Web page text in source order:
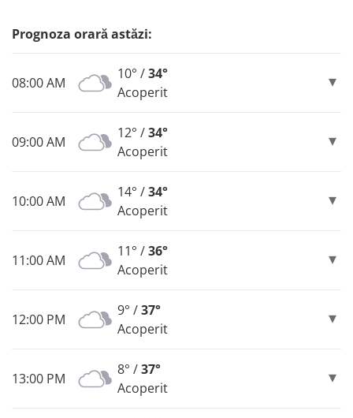
Prognoza orară astăzi:
08:00 AM
10° /34°
Acoperit
09:00 AM
12° /34°
Acoperit
10:00 AM
14° /34°
Acoperit
11:00 AM
11° /36°
Acoperit
12:00 PM
9° /37°
Acoperit
13:00 PM
8° /37°
Acoperit